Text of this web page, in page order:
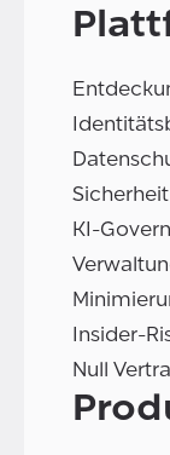
KI-
Insider-
Null